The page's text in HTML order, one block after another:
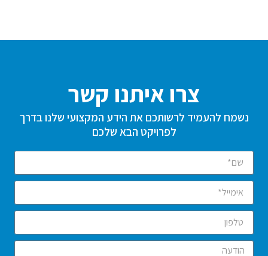
צרו איתנו קשר
נשמח להעמיד לרשותכם את הידע המקצועי שלנו בדרך
לפרויקט הבא שלכם